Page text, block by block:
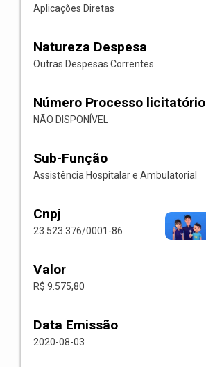
Aplicações Diretas
Natureza Despesa
Outras Despesas Correntes
Número Processo licitatório
NÃO DISPONÍVEL
Sub-Função
Assistência Hospitalar e Ambulatorial
Cnpj
23.523.376/0001-86
Valor
R$ 9.575,80
Data Emissão
2020-08-03